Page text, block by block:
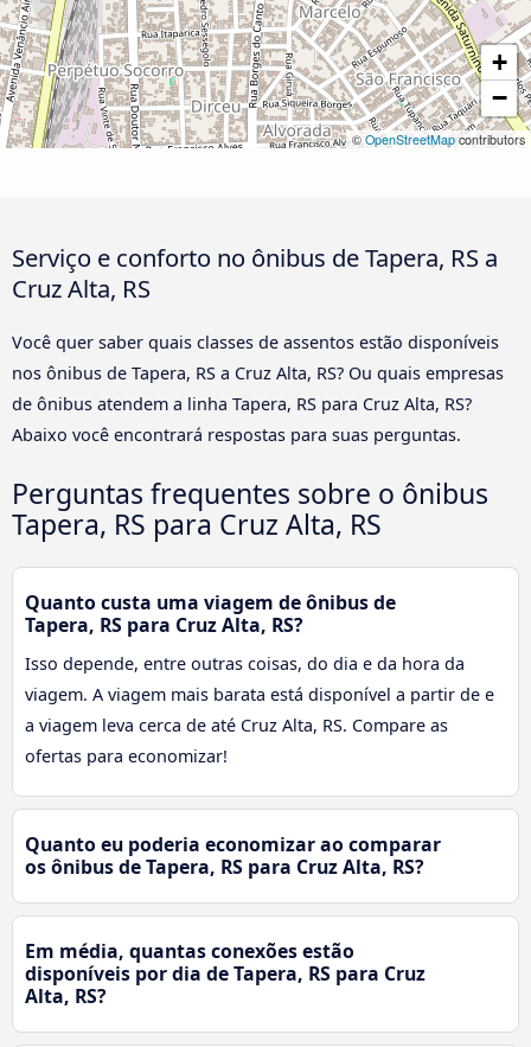
+
−
© OpenStreetMapcontributors
Serviço e conforto no ônibus de Tapera, RS a
Cruz Alta, RS
Você quer saber quais classes de assentos estão disponíveis
nos ônibus de Tapera, RS a Cruz Alta, RS? Ou quais empresas
de ônibus atendem a linha Tapera, RS para Cruz Alta, RS?
Abaixo você encontrará respostas para suas perguntas.
Perguntas frequentes sobre o ônibus
Tapera, RS para Cruz Alta, RS
Quanto custa uma viagem de ônibus de
Tapera, RS para Cruz Alta, RS?
Isso depende, entre outras coisas, do dia e da hora da
viagem. A viagem mais barata está disponível a partir de e
a viagem leva cerca de até Cruz Alta, RS. Compare as
ofertas para economizar!
Quanto eu poderia economizar ao comparar
os ônibus de Tapera, RS para Cruz Alta, RS?
Em média, quantas conexões estão
disponíveis por dia de Tapera, RS para Cruz
Alta, RS?